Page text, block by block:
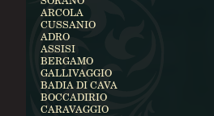
ARCOLA
CUSSANIO
ADRO
ASSISI
BERGAMO
GALLIVAGGIO
BADIA DI CAVA
BOCCADIRIO
CARAVAGGIO